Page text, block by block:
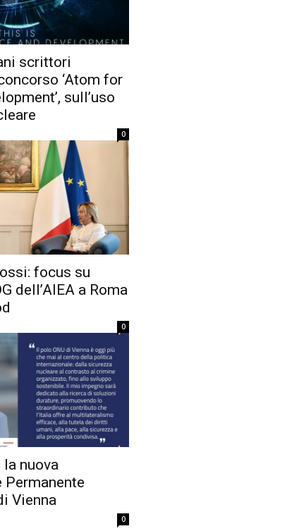
scrittori
‘Atom for
sull’uso
0
focus su
dell’AIEA a Roma
0
la nuova
Permanente
Vienna
0